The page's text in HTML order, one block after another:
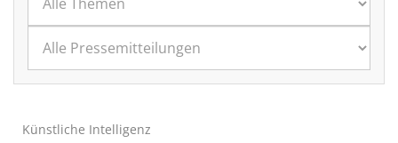
Künstliche Intelligenz